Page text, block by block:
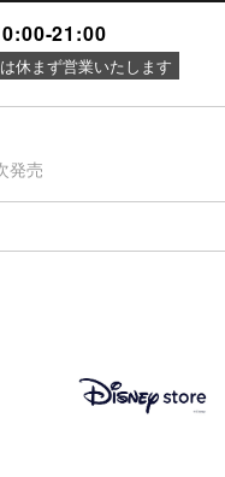
21:00
休まず営業いたします
発売